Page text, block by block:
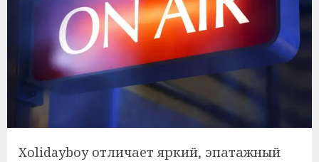
Xolidayboy отличает яркий, эпатажный